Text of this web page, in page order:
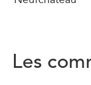
Les